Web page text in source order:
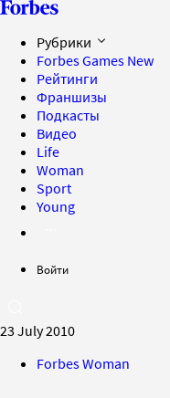
Рубрики
Forbes Games New
Рейтинги
Франшизы
Подкасты
Видео
Life
Woman
Sport
Young
Войти
23 July 2010
Forbes Woman